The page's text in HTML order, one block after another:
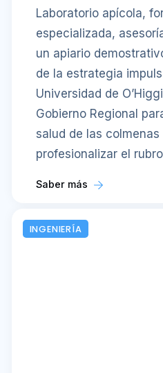
Laboratorio apícola,
especializada,
un apiario
de la estrategia
Universidad de
Gobierno Regional
salud de las colmenas
profesionalizar el
Saber más
INGENIERÍA